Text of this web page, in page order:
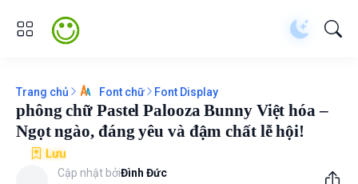
Trang chủ Font chữ Font Display
phông chữ Pastel Palooza Bunny Việt hóa –
Ngọt ngào, đáng yêu và đậm chất lễ hội!
Lưu
Cập nhật bởiĐình Đức